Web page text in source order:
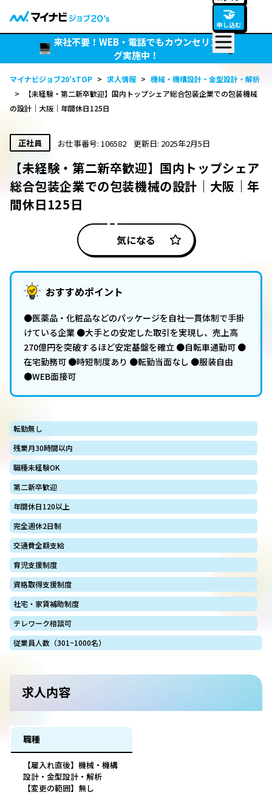
🤝
申し込む
来社不要！WEB・電話でもカウンセリン
グ実施中！
マイナビジョブ20’sTOP > 求人情報 > 機械・機構設計・金型設計・解析
>
【未経験・第二新卒歓迎】国内トップシェア総合包装企業での包装機械
の設計｜大阪｜年間休日125日
正社員 お仕事番号: 106582 更新日: 2025年2月5日
【未経験・第二新卒歓迎】国内トップシェア
総合包装企業での包装機械の設計｜大阪｜年
間休日125日
気になる
おすすめポイント
●医薬品・化粧品などのパッケージを自社一貫体制で手掛
けている企業 ●大手との安定した取引を実現し、売上高
270億円を突破するほど安定基盤を確立 ●自転車通勤可 ●
在宅勤務可 ●時短制度あり ●転勤当面なし ●服装自由
●WEB面接可
転勤無し
残業月30時間以内
職種未経験OK
第二新卒歓迎
年間休日120以上
完全週休2日制
交通費全額支給
育児支援制度
資格取得支援制度
社宅・家賃補助制度
テレワーク相談可
従業員人数（301~1000名）
求人内容
職種
【雇入れ直後】機械・機構
設計・金型設計・解析
【変更の範囲】無し